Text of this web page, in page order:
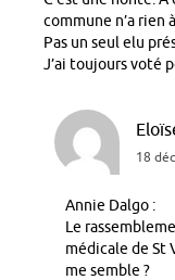
commune n’a rien
Pas un seul elu
J’ai toujours voté
18
Annie Dalgo :
Le
médicale de St
me semble ?